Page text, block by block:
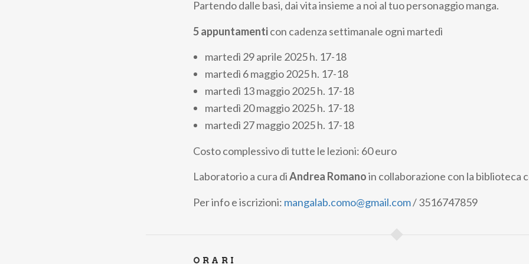
Partendo dalle basi, dai vita insieme a noi al tuo personaggio manga.
5 appuntamenticon cadenza settimanale ogni martedì
martedì 29 aprile 2025 h. 17-18
martedì 6 maggio 2025 h. 17-18
martedì 13 maggio 2025 h. 17-18
martedì 20 maggio 2025 h. 17-18
martedì 27 maggio 2025 h. 17-18
Costo complessivo di tutte le lezioni: 60 euro
Laboratorio a cura diAndrea Romanoin collaborazione con la biblioteca
Per info e iscrizioni: mangalab.como@gmail.com/ 3516747859
ORARI